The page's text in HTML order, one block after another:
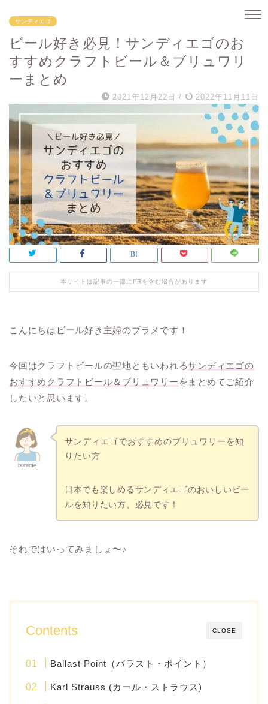
サンディエゴ
ビール好き必見！サンディエゴのお
すすめクラフトビール＆ブリュワリ
ーまとめ
2021年12月22日 / 2022年11月11日
本サイトは記事の一部にPRを含む場合があります
こんにちはビール好き主婦のブラメです！
今回はクラフトビールの聖地ともいわれるサンディエゴの
おすすめクラフトビール＆ブリュワリー をまとめてご紹介
したいと思います。
burame
サンディエゴでおすすめのブリュワリーを知
りたい方
日本でも楽しめるサンディエゴのおいしいビー
ルを知りたい方、必見です！
それではいってみましょ〜♪
CLOSE
Contents
Ballast Point（バラスト・ポイント）
Karl Strauss (カール・ストラウス)